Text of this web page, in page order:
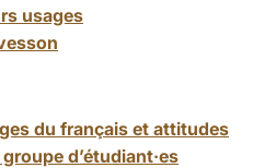
usages
du français et attitudes
d’étudiant·es